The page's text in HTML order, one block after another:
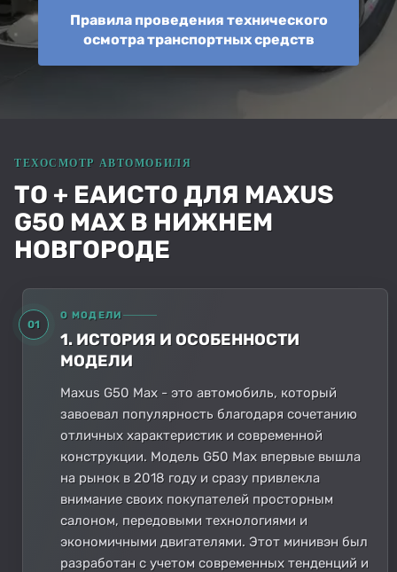
Правила проведения технического
осмотра транспортных средств
ТО + ЕАИСТО ДЛЯ MAXUS
G50 MAX В НИЖНЕМ
НОВГОРОДЕ
01
О МОДЕЛИ
1. ИСТОРИЯ И ОСОБЕННОСТИ
МОДЕЛИ
Maxus G50 Max - это автомобиль, который
завоевал популярность благодаря сочетанию
отличных характеристик и современной
конструкции. Модель G50 Max впервые вышла
на рынок в 2018 году и сразу привлекла
внимание своих покупателей просторным
салоном, передовыми технологиями и
экономичными двигателями. Этот минивэн был
разработан с учетом современных тенденций и